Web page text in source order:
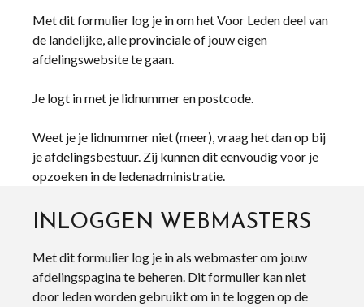
Met dit formulier log je in om het Voor Leden deel van
de landelijke, alle provinciale of jouw eigen
afdelingswebsite te gaan.
Je logt in met je lidnummer en postcode.
Weet je je lidnummer niet (meer), vraag het dan op bij
je afdelingsbestuur. Zij kunnen dit eenvoudig voor je
opzoeken in de ledenadministratie.
INLOGGEN WEBMASTERS
Met dit formulier log je in als webmaster om jouw
afdelingspagina te beheren. Dit formulier kan niet
door leden worden gebruikt om in te loggen op de